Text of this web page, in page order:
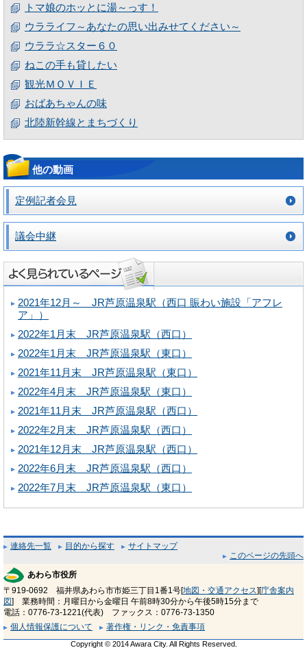
トマ娘のホッとに湯～っす！
ウラライフ～あなたの思い出みせてください～
ウララ☆スター６０
ねこの手も貸したい
観光ＭＯＶＩＥ
おばあちゃんの味
北陸新幹線とまちづくり
他の動画
定例記者会見
議会中継
2021年12月～ JR芦原温泉駅（西口 賑わい施設「アフレ
ア」）
2022年1月末 JR芦原温泉駅（西口）
2022年1月末 JR芦原温泉駅（東口）
2021年11月末 JR芦原温泉駅（東口）
2022年4月末 JR芦原温泉駅（東口）
2021年11月末 JR芦原温泉駅（西口）
2022年2月末 JR芦原温泉駅（西口）
2021年12月末 JR芦原温泉駅（西口）
2022年6月末 JR芦原温泉駅（西口）
2022年7月末 JR芦原温泉駅（東口）
連絡先一覧 目的から探す
サイトマップ
このページの先頭へ
あわら市役所
〒919-0692 福井県あわら市市姫三丁目1番1号[地図・交通アクセス][庁舎案内
図] 業務時間：月曜日から金曜日 午前8時30分から午後5時15分まで
電話：0776-73-1221(代表) ファックス：0776-73-1350
個人情報保護について
著作権・リンク・免責事項
Copyright © 2014 Awara City. All Rights Reserved.